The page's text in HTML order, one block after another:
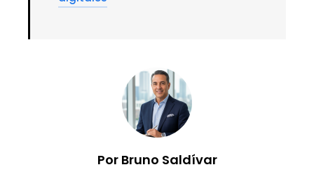
Por Bruno Saldívar